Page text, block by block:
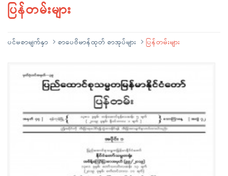
ပြန်တမ်းများ
ပင်မစာမျက်နှာ စာပေဗိမာန်ထုတ် စာအုပ်များ ပြန်တမ်းများ